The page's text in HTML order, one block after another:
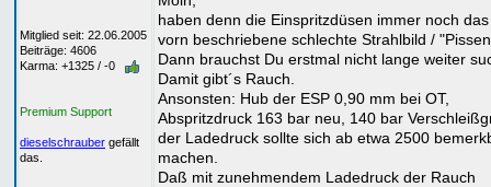
Mitglied seit: 22.06.2005
Beiträge: 4606
Karma: +1325 / -0
Premium Support
dieselschrauber gefällt
das.
haben denn die Einspritzdüsen immer noch
vorn beschriebene schlechte Strahlbild /
Dann brauchst Du erstmal nicht lange weiter
Damit gibt´s Rauch.
Ansonsten: Hub der ESP 0,90 mm bei OT,
Abspritzdruck 163 bar neu, 140 bar
der Ladedruck sollte sich ab etwa 2500
machen.
Daß mit zunehmendem Ladedruck der Rauch